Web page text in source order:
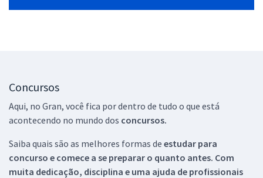
Concursos
Aqui, no Gran, você fica por dentro de tudo o que está
acontecendo no mundo dos concursos.
Saiba quais são as melhores formas de estudar para
concurso e comece a se preparar o quanto antes. Com
muita dedicação, disciplina e uma ajuda de profissionais